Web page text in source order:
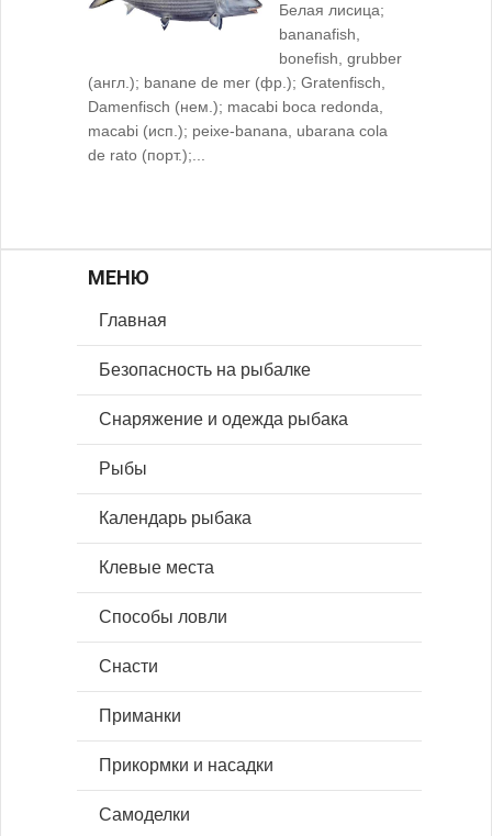
Белая лисица;
bananafish,
bonefish, grubber
(англ.); banane de mer (фр.); Gratenfisch,
Damenfisch (нем.); macabi boca redonda,
macabi (исп.); peixe-banana, ubarana cola
de rato (порт.);...
МЕНЮ
Главная
Безопасность на рыбалке
Снаряжение и одежда рыбака
Рыбы
Календарь рыбака
Клевые места
Способы ловли
Снасти
Приманки
Прикормки и насадки
Самоделки